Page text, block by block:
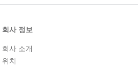
회사 정보
회사 소개
위치